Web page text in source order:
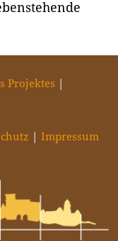
Projektes
Impressum